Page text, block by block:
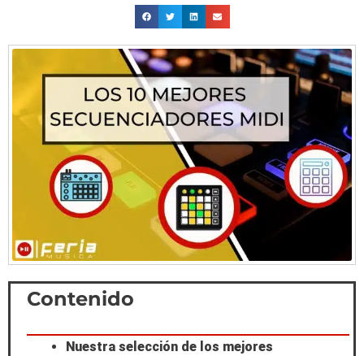
Contenido
Nuestra selección de los mejores
Scroll
to